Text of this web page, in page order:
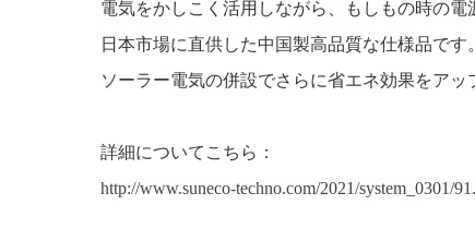
電気をかしこく活用しながら、もしもの時の電
日本市場に直供した中国製高品質な仕様品です。
ソーラー電気の併設でさらに省エネ効果をア
詳細についてこちら：
http://www.suneco-techno.com/2021/system_0301/